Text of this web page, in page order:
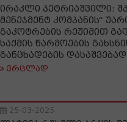
ირაკლი პეტრიაშვილი:
მენეჯმენტ კომპანის“
გაკოტრების რეჟიმით
საქმის წარმოების
განცხადების
ვრცლად
25-03-2025